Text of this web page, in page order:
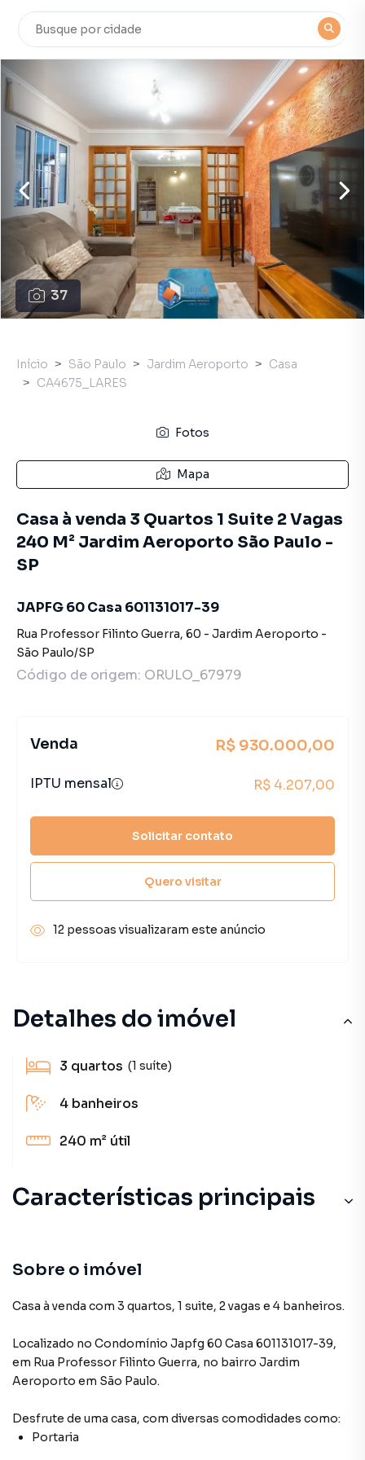
37
Detalhes do imóvel
3 quartos (1 suíte)
4 banheiros
240 m² útil
Características principais
Sobre o imóvel
Casa à venda com 3 quartos, 1 suite, 2 vagas e 4 banheiros.
Localizado no Condomínio Japfg 60 Casa 601131017-39,
em Rua Professor Filinto Guerra, no bairro Jardim
Aeroporto em São Paulo.
Desfrute de uma casa, com diversas comodidades como:
Portaria
Início São Paulo Jardim Aeroporto
Casa
CA4675_LARES
Fotos
Mapa
Casa à venda 3 Quartos 1 Suite 2 Vagas
240 M² Jardim Aeroporto São Paulo -
SP
JAPFG 60 Casa 601131017-39
Rua Professor Filinto Guerra, 60 - Jardim Aeroporto -
São Paulo/SP
Código de origem: ORULO_67979
Venda R$ 930.000,00
IPTU mensal R$ 4.207,00
Solicitar contato
Quero visitar
12 pessoas visualizaram este anúncio